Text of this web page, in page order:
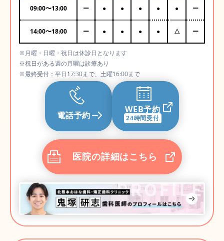
09:00〜13:00 ー ● ● ● ● ● ー
14:00〜18:00 ー ● ● ● ● △ ー
※月曜・日曜・祝日は休診日となります
※祝日がある週の月曜は診療あり
※最終受付：平日17:30まで、土曜16:00まで
電話予約
WEB予約
24時間受付
医院の詳細はこちら